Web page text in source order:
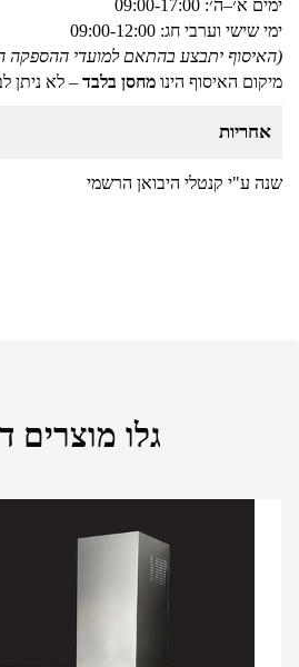
ימים א׳–ה׳: 09:00-17:00
ימי שישי וערבי חג: 09:00-12:00
(האיסוף יתבצע בהתאם למועדי ההספקה
מיקום האיסוף הינו מחסן בלבד – לא ניתן
אחריות
שנה ע"י קנטלי היבואן הרשמי
גלו מוצרים